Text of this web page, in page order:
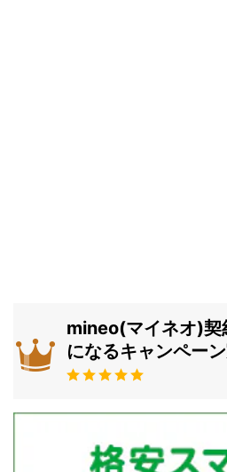
mineo(マイネオ)契
になるキャンペーン